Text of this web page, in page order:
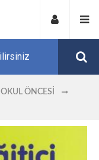
OKUL ÖNCESI